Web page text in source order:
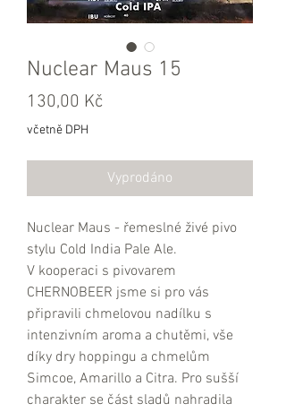
Nuclear Maus 15
130,00 KčCena
včetně DPH
Vyprodáno
Nuclear Maus - řemeslné živé pivo
stylu Cold India Pale Ale.
V kooperaci s pivovarem
CHERNOBEER jsme si pro vás
připravili chmelovou nadílku s
intenzivním aroma a chutěmi, vše
díky dry hoppingu a chmelům
Simcoe, Amarillo a Citra. Pro sušší
charakter se část sladů nahradila